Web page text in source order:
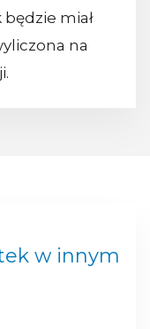
miał
na
w innym